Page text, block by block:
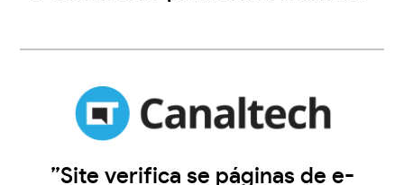
”Site verifica se páginas de e-